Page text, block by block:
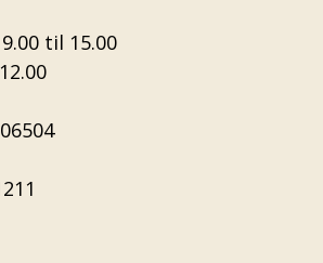
til 15.00